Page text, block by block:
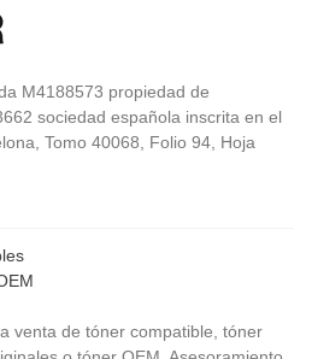
M4188573 propiedad de
sociedad española inscrita en el
Tomo 40068, Folio 94, Hoja
venta de tóner compatible, tóner